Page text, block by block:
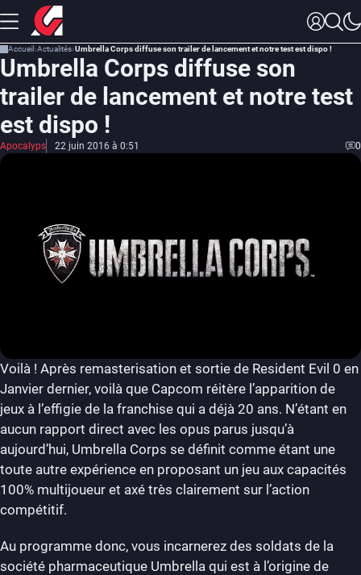
Accueil Actualités Umbrella Corps diffuse son trailer de lancement et notre test est dispo !
Umbrella Corps diffuse son
trailer de lancement et notre test
est dispo !
Apocalyps 22 juin 2016 à 0:51 0
Voilà ! Après remasterisation et sortie de Resident Evil 0 en
Janvier dernier, voilà que Capcom réitère l’apparition de
jeux à l’effigie de la franchise qui a déjà 20 ans. N’étant en
aucun rapport direct avec les opus parus jusqu’à
aujourd’hui, Umbrella Corps se définit comme étant une
toute autre expérience en proposant un jeu aux capacités
100% multijoueur et axé très clairement sur l’action
compétitif.
Au programme donc, vous incarnerez des soldats de la
société pharmaceutique Umbrella qui est à l’origine de